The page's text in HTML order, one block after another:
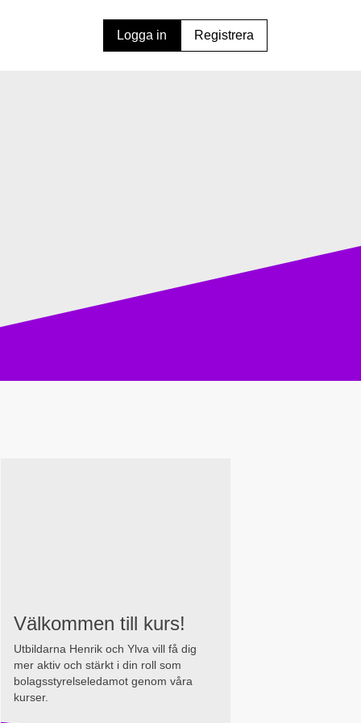
Logga in Registrera
Välkommen till kurs!
Utbildarna Henrik och Ylva vill få dig
mer aktiv och stärkt i din roll som
bolagsstyrelseledamot genom våra
kurser.